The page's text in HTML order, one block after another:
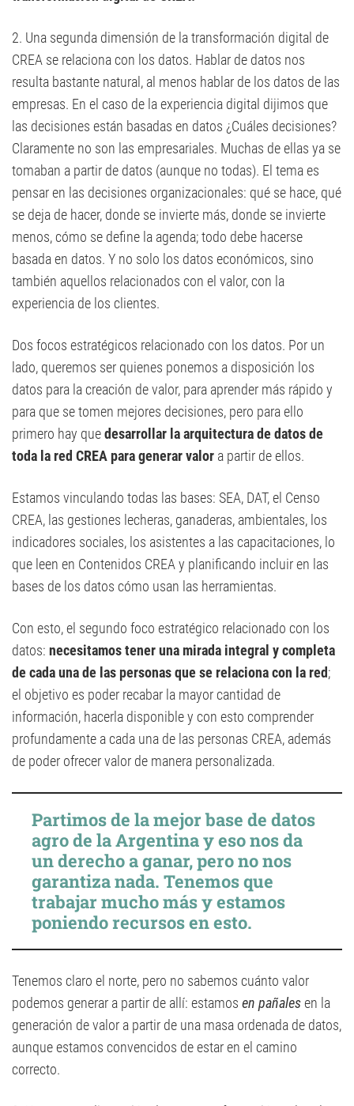
2. Una segunda dimensión de la transformación digital de
CREA se relaciona con los datos. Hablar de datos nos
resulta bastante natural, al menos hablar de los datos de las
empresas. En el caso de la experiencia digital dijimos que
las decisiones están basadas en datos ¿Cuáles decisiones?
Claramente no son las empresariales. Muchas de ellas ya se
tomaban a partir de datos (aunque no todas). El tema es
pensar en las decisiones organizacionales: qué se hace, qué
se deja de hacer, donde se invierte más, donde se invierte
menos, cómo se define la agenda; todo debe hacerse
basada en datos. Y no solo los datos económicos, sino
también aquellos relacionados con el valor, con la
experiencia de los clientes.
Dos focos estratégicos relacionado con los datos. Por un
lado, queremos ser quienes ponemos a disposición los
datos para la creación de valor, para aprender más rápido y
para que se tomen mejores decisiones, pero para ello
primero hay quedesarrollar la arquitectura de datos de
toda la red CREA para generar valor a partir de ellos.
Estamos vinculando todas las bases: SEA, DAT, el Censo
CREA, las gestiones lecheras, ganaderas, ambientales, los
indicadores sociales, los asistentes a las capacitaciones, lo
que leen en Contenidos CREA y planificando incluir en las
bases de los datos cómo usan las herramientas.
Con esto, el segundo foco estratégico relacionado con los
datos: necesitamos tener una mirada integral y completa
de cada una de las personas que se relaciona con la red;
el objetivo es poder recabar la mayor cantidad de
información, hacerla disponible y con esto comprender
profundamente a cada una de las personas CREA, además
de poder ofrecer valor de manera personalizada.
Partimos de la mejor base de datos
agro de la Argentina y eso nos da
un derecho a ganar, pero no nos
garantiza nada. Tenemos que
trabajar mucho más y estamos
poniendo recursos en esto.
Tenemos claro el norte, pero no sabemos cuánto valor
podemos generar a partir de allí: estamos en pañalesen la
generación de valor a partir de una masa ordenada de datos,
aunque estamos convencidos de estar en el camino
correcto.